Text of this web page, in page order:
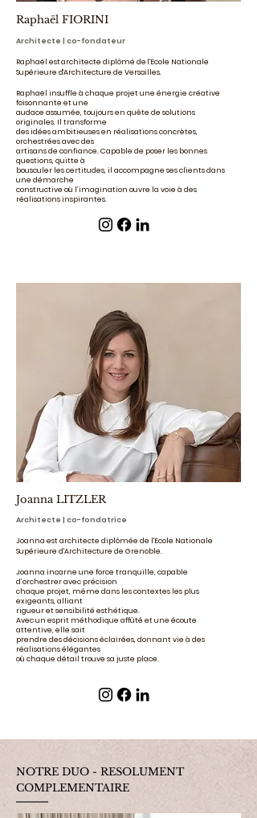
Raphaël FIORINI
Architecte | co-fondateur
Raphaël est architecte diplômé de l'Ecole Nationale
Supérieure d'Architecture de Versailles.
Raphaël insuffle à chaque projet une énergie créative
foisonnante et une
audace assumée, toujours en quête de solutions
originales. Il transforme
des idées ambitieuses en réalisations concrètes,
orchestrées avec des
artisans de confiance. Capable de poser les bonnes
questions, quitte à
bousculer les certitudes, il accompagne ses clients dans
une démarche
constructive où l’imagination ouvre la voie à des
réalisations inspirantes.
Joanna LITZLER
Architecte | co-fondatrice
Joanna est architecte diplômée de l'Ecole Nationale
Supérieure d'Architecture de Grenoble.
Joanna incarne une force tranquille, capable
d’orchestrer avec précision
chaque projet, même dans les contextes les plus
exigeants, alliant
rigueur et sensibilité esthétique.
Avec un esprit méthodique affûté et une écoute
attentive, elle sait
prendre des décisions éclairées, donnant vie à des
réalisations élégantes
où chaque détail trouve sa juste place.
NOTRE DUO - RESOLUMENT
COMPLEMENTAIRE